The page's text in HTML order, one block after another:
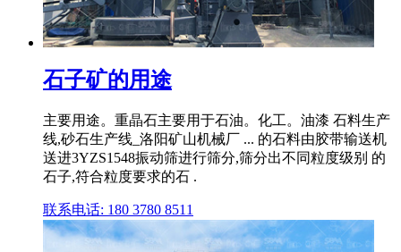
石子矿的用途
主要用途。重晶石主要用于石油。化工。油漆 石料生产
线,砂石生产线_洛阳矿山机械厂 ... 的石料由胶带输送机
送进3YZS1548振动筛进行筛分,筛分出不同粒度级别 的
石子,符合粒度要求的石 .
联系电话: 180 3780 8511